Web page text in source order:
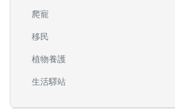
爬寵
移民
植物養護
生活驛站